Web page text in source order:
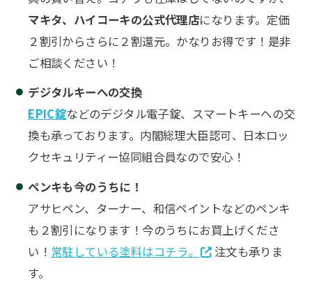
マキタ、ハイコーキの公式代理店になります。定価
２割引からさらに２割還元。かなりお得です！是非
ご相談ください！
デジタルキーへの交換
EPIC錠などのデジタル電子錠、スマートキーへの交
換も承っております。内閣総理大臣認可、日本ロッ
クセキュリティー協同組合員なので安心！
ペンキも今のうちに！
アサヒペン、ターナー、和信ペイントなどのペンキ
も２割引になります！今のうちにお買上げくださ
い！ 常駐している塗料はコチラ。
注文も承りま
す。